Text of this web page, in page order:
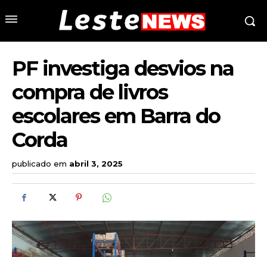
PF investiga desvios na
compra de livros
escolares em Barra do
Corda
publicado em abril 3, 2025